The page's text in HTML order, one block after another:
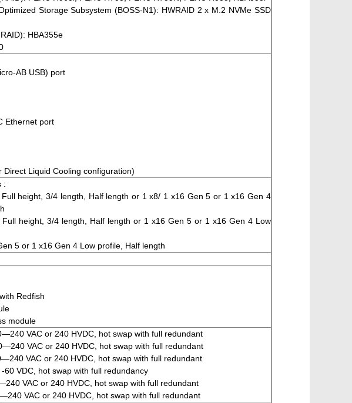
Storage Subsystem (BOSS-N1): HWRAID 2 x M.2 NVMe SSD
HBA355e
AB USB) port
Ethernet port
Direct Liquid Cooling configuration)
:
height, 3/4 length, Half length or 1 x8/ 1 x16 Gen 5 or 1 x16 Gen 4
Full height, 3/4 length, Half length or 1 x16 Gen 5 or 1 x16 Gen 4 Low
5 or 1 x16 Gen 4 Low profile, Half length
Redfish
module
VAC or 240 HVDC, hot swap with full redundant
VAC or 240 HVDC, hot swap with full redundant
VAC or 240 HVDC, hot swap with full redundant
60 VDC, hot swap with full redundancy
VAC or 240 HVDC, hot swap with full redundant
VAC or 240 HVDC, hot swap with full redundant